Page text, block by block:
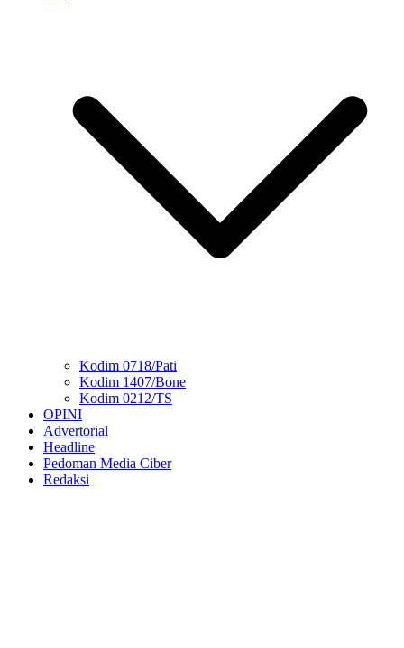
Kodim 0718/Pati
Kodim 1407/Bone
Kodim 0212/TS
OPINI
Advertorial
Headline
Pedoman Media Ciber
Redaksi